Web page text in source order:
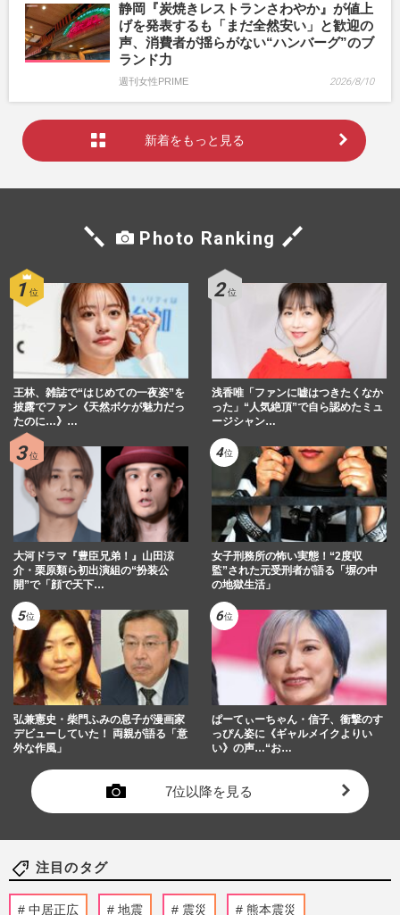
静岡『炭焼きレストランさわやか』が値上
げを発表するも「まだ全然安い」と歓迎の
声、消費者が揺らがない“ハンバーグ”のブ
ランド力
週刊女性PRIME 2026/8/10
新着をもっと見る
Photo Ranking
王林、雑誌で“はじめての一夜姿”を
披露でファン《天然ボケが魅力だっ
たのに…》…
浅香唯「ファンに嘘はつきたくなか
った」“人気絶頂”で自ら認めたミュ
ージシャン…
大河ドラマ『豊臣兄弟！』山田涼
介・栗原類ら初出演組の“扮装公
開”で「顔で天下…
女子刑務所の怖い実態！“2度収
監”された元受刑者が語る「塀の中
の地獄生活」
弘兼憲史・柴門ふみの息子が漫画家
デビューしていた！ 両親が語る「意
外な作風」
ぱーてぃーちゃん・信子、衝撃のす
っぴん姿に《ギャルメイクよりい
い》の声…“お…
7位以降を見る
注目のタグ
中居正広 地震 震災 熊本震災